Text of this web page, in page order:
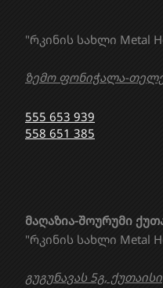
"რკინის სახლი Metal
ზემო ფონიჭალა-
555 653 939
558 651 385
მაღაზია-შოურუმი
"რკინის სახლი Metal
გუგუნავას 5გ, ქუთაისი